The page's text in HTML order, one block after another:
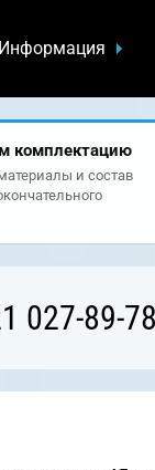
Информация
комплектацию
и состав
027-89-78